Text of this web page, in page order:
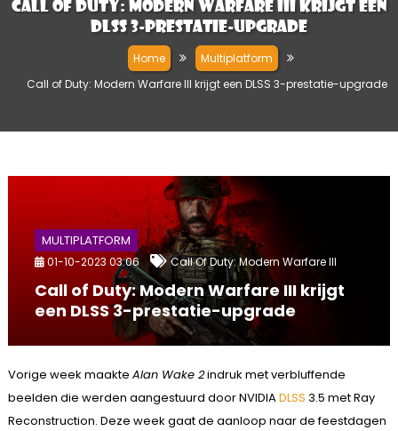
Call of Duty: Modern Warfare III krijgt een
DLSS 3-prestatie-upgrade
Home
Multiplatform
Call of Duty: Modern Warfare III krijgt een DLSS 3-prestatie-upgrade
MULTIPLATFORM
01-10-2023 03:06 Call Of Duty: Modern Warfare III
Call of Duty: Modern Warfare III krijgt
een DLSS 3-prestatie-upgrade
Vorige week maakte Alan Wake 2indruk met verbluffende
beelden die werden aangestuurd door NVIDIADLSS 3.5 met Ray
Reconstruction. Deze week gaat de aanloop naar de feestdagen